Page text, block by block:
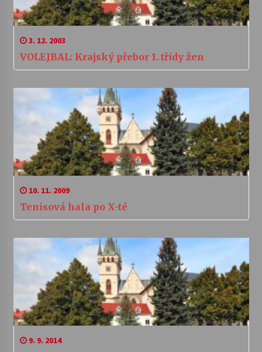
3. 12. 2003
VOLEJBAL: Krajský přebor 1. třídy žen
10. 11. 2009
Tenisová hala po X-té
9. 9. 2014